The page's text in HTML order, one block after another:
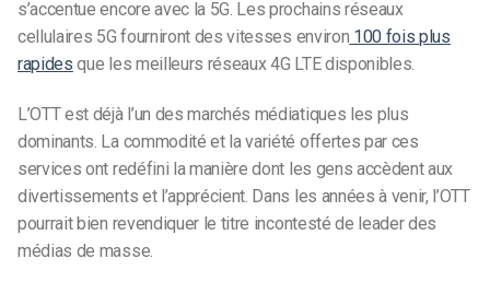
s’accentue encore avec la 5G. Les prochains réseaux
cellulaires 5G fourniront des vitesses environ 100 fois plus
rapides que les meilleurs réseaux 4G LTE disponibles.
L’OTT est déjà l’un des marchés médiatiques les plus
dominants. La commodité et la variété offertes par ces
services ont redéfini la manière dont les gens accèdent aux
divertissements et l’apprécient. Dans les années à venir, l’OTT
pourrait bien revendiquer le titre incontesté de leader des
médias de masse.